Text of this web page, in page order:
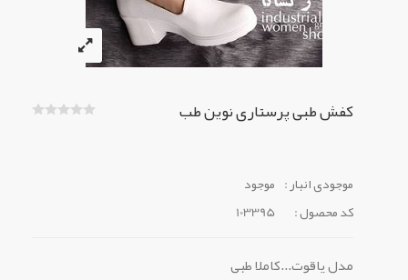
کفش طبی پرستاری نوین طب
موجودی انبار : موجود
کد محصول :
103395
مدل یاقوت...کاملا طبی